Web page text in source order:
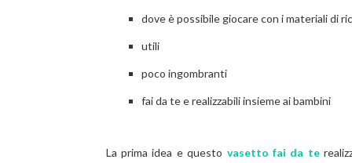
dove è possibile giocare con i materiali di
utili
poco ingombranti
fai da te e realizzabili insieme ai bambini
La prima idea e questo vasetto fai da te